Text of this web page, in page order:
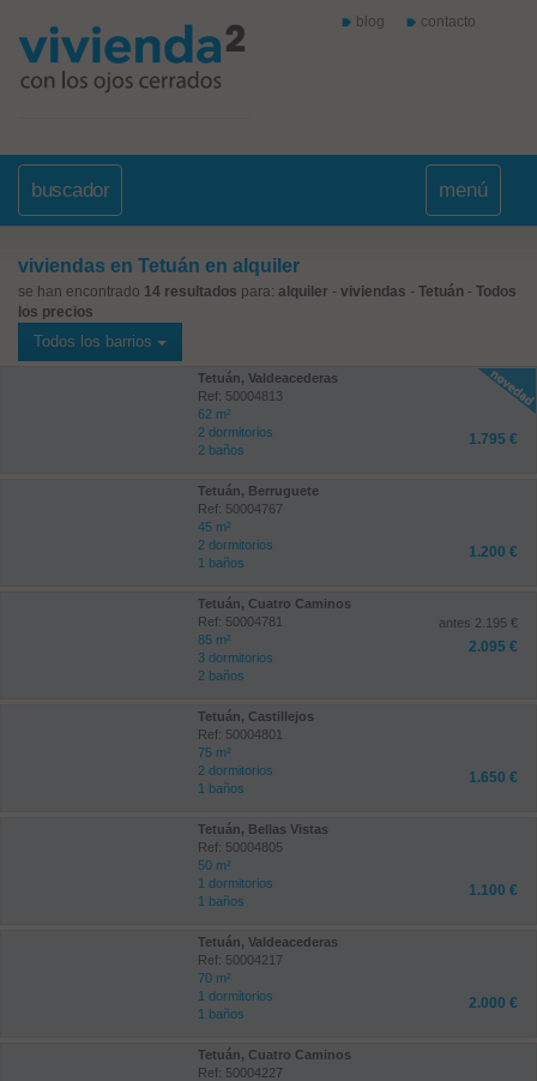
blog contacto
buscador menú
viviendas en Tetuán en alquiler
se han encontrado 14 resultados para: alquiler - viviendas - Tetuán - Todos
los precios
Todos los barrios
Tetuán, Valdeacederas
Ref: 50004813
62 m²
2 dormitorios
2 baños
1.795 €
Tetuán, Berruguete
Ref: 50004767
45 m²
2 dormitorios
1 baños
1.200 €
Tetuán, Cuatro Caminos
Ref: 50004781
85 m²
3 dormitorios
2 baños
antes 2.195 €
2.095 €
Tetuán, Castillejos
Ref: 50004801
75 m²
2 dormitorios
1 baños
1.650 €
Tetuán, Bellas Vistas
Ref: 50004805
50 m²
1 dormitorios
1 baños
1.100 €
Tetuán, Valdeacederas
Ref: 50004217
70 m²
1 dormitorios
1 baños
2.000 €
Tetuán, Cuatro Caminos
Ref: 50004227